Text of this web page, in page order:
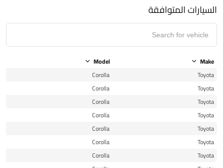
السيارات المتوافقة
Make
Model
Toyota
Corolla
Toyota
Corolla
Toyota
Corolla
Toyota
Corolla
Toyota
Corolla
Toyota
Corolla
Toyota
Corolla